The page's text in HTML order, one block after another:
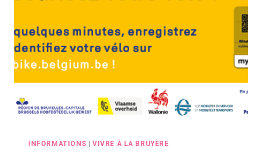
EXERCICE
CE
JUIN
2024
LA
BRUYÈRE
INFORMATIONS VIVRE À LA BRUYÈRE